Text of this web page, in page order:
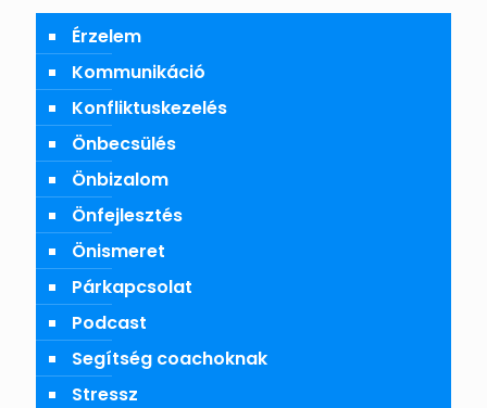
Érzelem
Kommunikáció
Konfliktuskezelés
Önbecsülés
Önbizalom
Önfejlesztés
Önismeret
Párkapcsolat
Podcast
Segítség coachoknak
Stressz